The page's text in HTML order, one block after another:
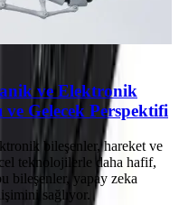
ve Elektronik
Gelecek Perspektifi
bileşenler, hareket ve
teknolojilerle daha hafif,
bileşenler, yapay zeka
sağlıyor.